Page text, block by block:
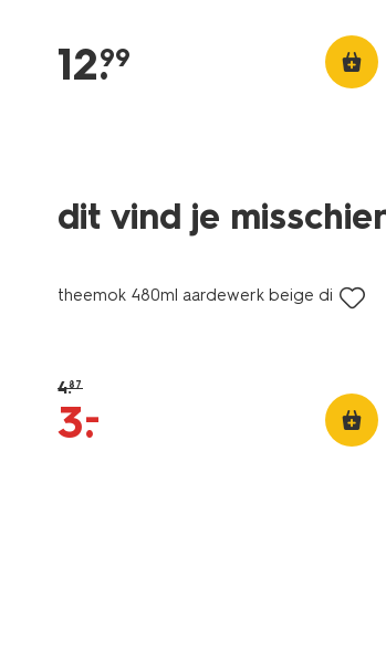
12.
99
dit vind je
theemok 480ml aardewerk beige dieren
4.87
3.
–